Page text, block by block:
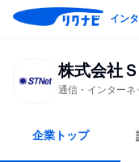
イン
株式会社
通信・インター
企業トップ